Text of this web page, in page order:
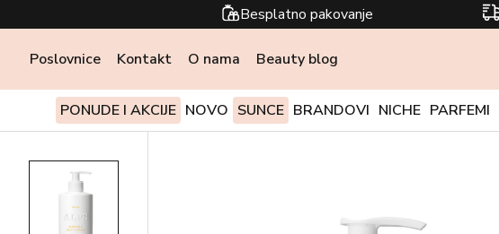
Besplatno pakovanje
Poslovnice Kontakt O nama Beauty blog
PONUDE I AKCIJE NOVO SUNCE BRANDOVI NICHE PARFEMI